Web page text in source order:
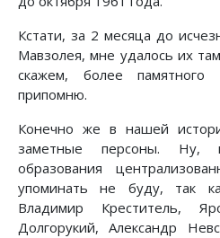
Кстати, за 2 месяца до
Мавзолея, мне удалось их
скажем, более
припомню.
Конечно же в нашей
заметные персоны. Ну,
образования
упоминать не буду, так
Владимир Креститель,
Долгорукий, Александр